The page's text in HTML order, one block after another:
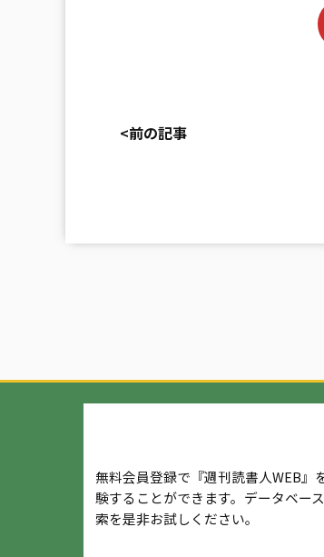
<前の記事
無料会員登録で『週刊読書人WEB』
験することができます。データベー
索を是非お試しください。